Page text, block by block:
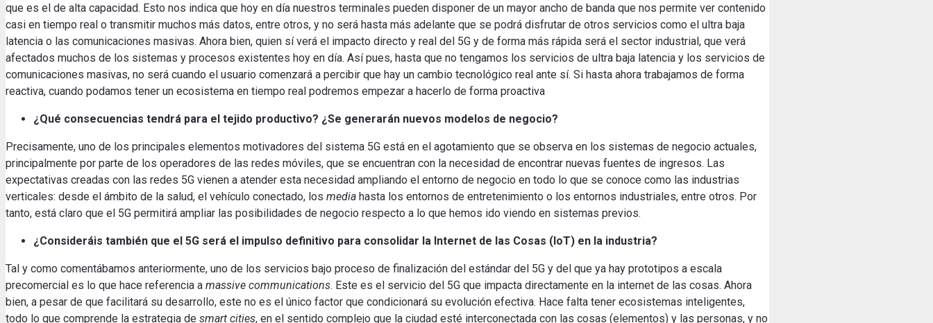
que es el de alta capacidad. Esto nos indica que hoy en día nuestros terminales pueden disponer de un mayor ancho de banda que nos permite ver contenido
casi en tiempo real o transmitir muchos más datos, entre otros, y no será hasta más adelante que se podrá disfrutar de otros servicios como el ultra baja
latencia o las comunicaciones masivas. Ahora bien, quien sí verá el impacto directo y real del 5G y de forma más rápida será el sector industrial, que verá
afectados muchos de los sistemas y procesos existentes hoy en día. Así pues, hasta que no tengamos los servicios de ultra baja latencia y los servicios de
comunicaciones masivas, no será cuando el usuario comenzará a percibir que hay un cambio tecnológico real ante sí. Si hasta ahora trabajamos de forma
reactiva, cuando podamos tener un ecosistema en tiempo real podremos empezar a hacerlo de forma proactiva
¿Qué consecuencias tendrá para el tejido productivo? ¿Se generarán nuevos modelos de negocio?
Precisamente, uno de los principales elementos motivadores del sistema 5G está en el agotamiento que se observa en los sistemas de negocio actuales,
principalmente por parte de los operadores de las redes móviles, que se encuentran con la necesidad de encontrar nuevas fuentes de ingresos. Las
expectativas creadas con las redes 5G vienen a atender esta necesidad ampliando el entorno de negocio en todo lo que se conoce como las industrias
verticales: desde el ámbito de la salud, el vehículo conectado, los media hasta los entornos de entretenimiento o los entornos industriales, entre otros. Por
tanto, está claro que el 5G permitirá ampliar las posibilidades de negocio respecto a lo que hemos ido viendo en sistemas previos.
¿Consideráis también que el 5G será el impulso definitivo para consolidar la Internet de las Cosas (IoT) en la industria?
Tal y como comentábamos anteriormente, uno de los servicios bajo proceso de finalización del estándar del 5G y del que ya hay prototipos a escala
precomercial es lo que hace referencia a massive communications. Este es el servicio del 5G que impacta directamente en la internet de las cosas. Ahora
bien, a pesar de que facilitará su desarrollo, este no es el único factor que condicionará su evolución efectiva. Hace falta tener ecosistemas inteligentes,
todo lo que comprende la estrategia de smart cities, en el sentido complejo que la ciudad esté interconectada con las cosas (elementos) y las personas, y no